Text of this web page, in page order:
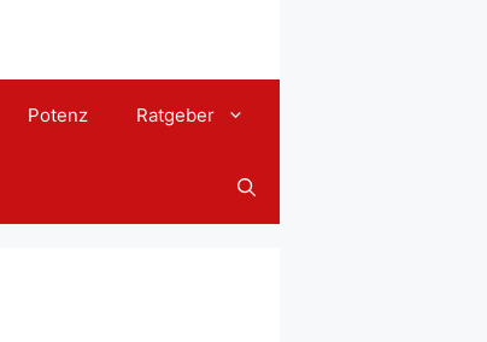
Potenz Ratgeber